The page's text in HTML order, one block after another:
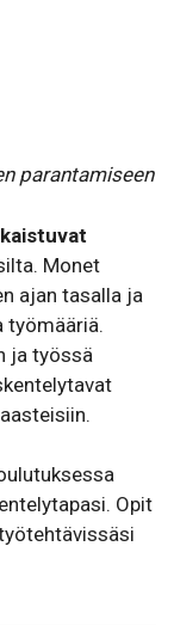
parantamiseen
Monet
ajan tasalla ja
työmääriä.
ja työssä
Opit